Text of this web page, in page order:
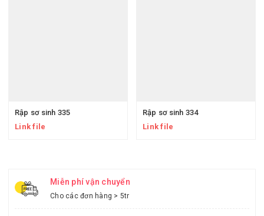
Rập sơ sinh 335
Link file
Rập sơ sinh 334
Link file
Miễn phí vận chuyển
Cho các đơn hàng > 5tr